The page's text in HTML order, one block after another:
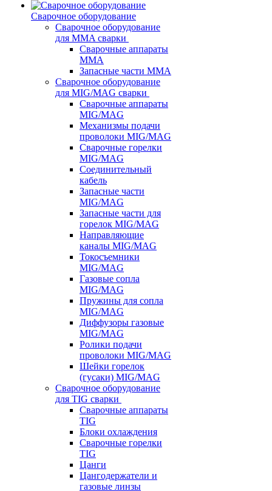
Сварочное оборудование
Сварочное оборудование
для MMA сварки
Сварочные аппараты
MMA
Запасные части MMA
Сварочное оборудование
для MIG/MAG сварки
Сварочные аппараты
MIG/MAG
Механизмы подачи
проволоки MIG/MAG
Сварочные горелки
MIG/MAG
Соединительный
кабель
Запасные части
MIG/MAG
Запасные части для
горелок MIG/MAG
Направляющие
каналы MIG/MAG
Токосъемники
MIG/MAG
Газовые сопла
MIG/MAG
Пружины для сопла
MIG/MAG
Диффузоры газовые
MIG/MAG
Ролики подачи
проволоки MIG/MAG
Шейки горелок
(гусаки) MIG/MAG
Сварочное оборудование
для TIG сварки
Сварочные аппараты
TIG
Блоки охлаждения
Сварочные горелки
TIG
Цанги
Цангодержатели и
газовые линзы